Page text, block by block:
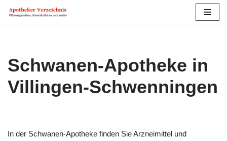
Schwanen-Apotheke in
Villingen-Schwenningen
In der Schwanen-Apotheke finden Sie Arzneimittel und